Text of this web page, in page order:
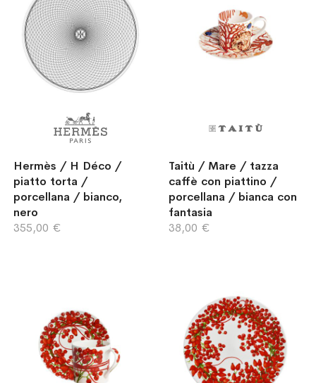
Hermès / H Déco /
piatto torta /
porcellana / bianco,
nero
355,00 €
Taitù / Mare / tazza
caffè con piattino /
porcellana / bianca con
fantasia
38,00 €